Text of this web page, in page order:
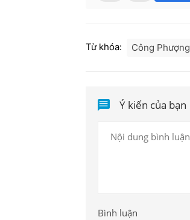
Từ khóa: Công Phượng
Ý kiến của bạn
Bình luận